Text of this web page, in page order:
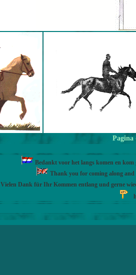
Pagina
Bedankt voor het langs komen en
Thank you for coming along and
Vielen Dank für Ihr Kommen entlang und gerne